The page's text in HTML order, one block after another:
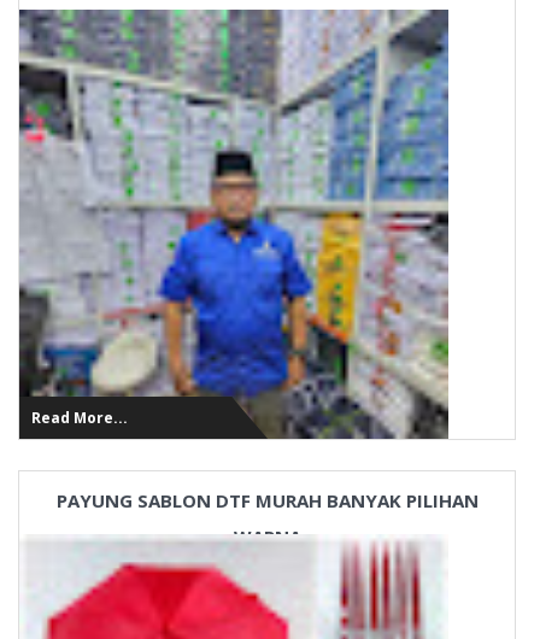
Read More...
PAYUNG SABLON DTF MURAH BANYAK PILIHAN
WARNA